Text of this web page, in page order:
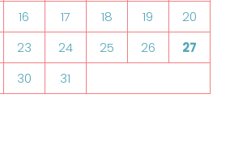
16 17 18 19
20
23 24 25 26
27
30 31